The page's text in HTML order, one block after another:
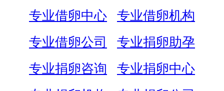
专业借卵中心
专业借卵机构
专业借卵公司
专业捐卵助孕
专业捐卵咨询
专业捐卵中心